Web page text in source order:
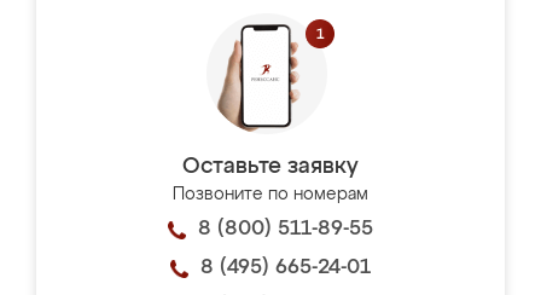
Оставьте заявку
Позвоните по номерам
8 (800) 511-89-55
8 (495) 665-24-01